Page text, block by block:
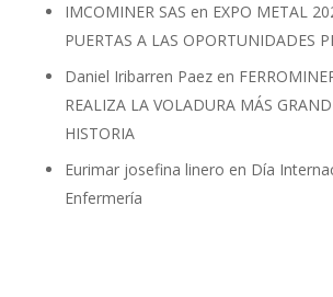
IMCOMINER SAS en EXPO METAL
PUERTAS A LAS OPORTUNIDADES
Daniel Iribarren Paezen
REALIZA LA VOLADURA MÁS
HISTORIA
Eurimar josefina linero en Día
Enfermería